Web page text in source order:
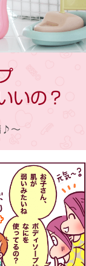
いの？
♪〜